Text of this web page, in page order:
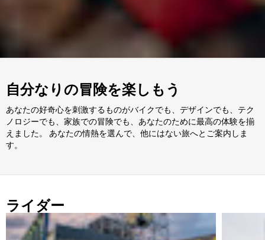
自分なりの冒険を楽しもう
あなたの好奇心を刺激するものがバイクでも、デザインでも、テク
ノロジーでも、家族での冒険でも、あなたのために最高の体験を揃
えました。 あなたの情熱を選んで、他にはない旅へとご案内しま
す。
ライダー